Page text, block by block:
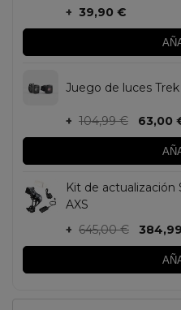
+ 39,90 €
Juego de luces
+ 104,99 € 63,00
Kit de actualización
AXS
+ 645,00 €